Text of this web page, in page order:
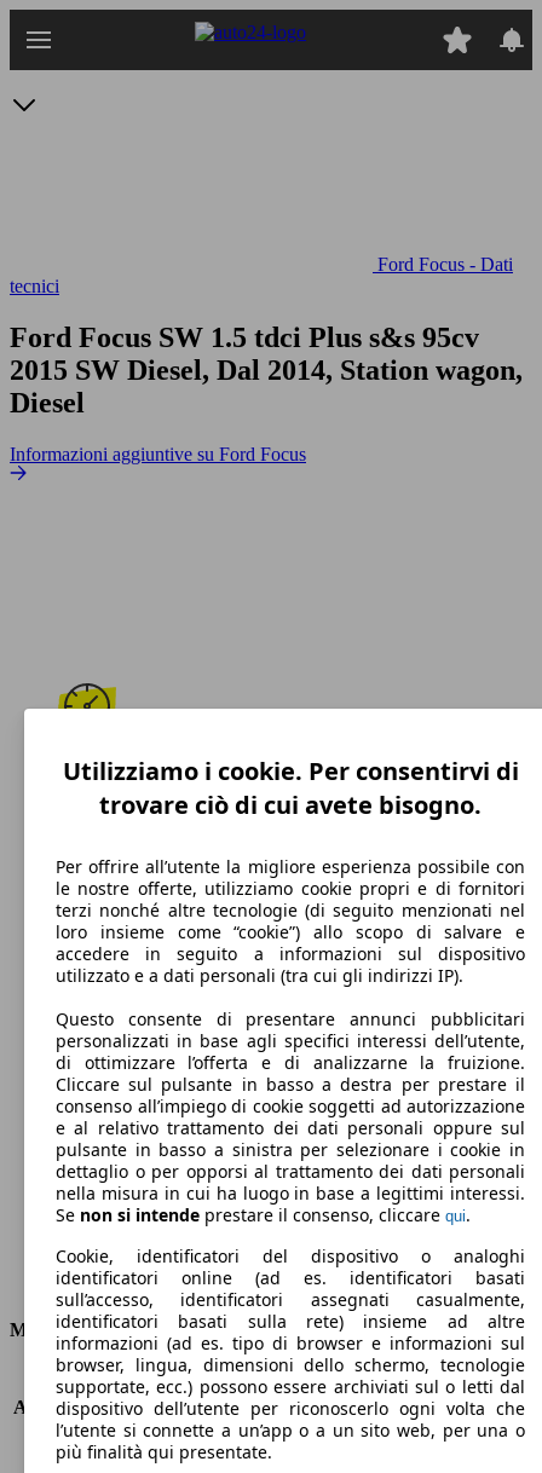
Ford Focus - Dati
tecnici
Ford Focus SW 1.5 tdci Plus s&s 95cv
2015 SW Diesel, Dal 2014, Station wagon,
Diesel
Informazioni aggiuntive su Ford Focus
180 km/h
Velocità massima
Diesel
Carburante
98 g/km
Emissioni di CO2 (combinato)*
Consumi
Motore e Prestazioni
KW (PS)
70 kW (95 PS)
Accelerazione (0-100 km/h)
12.2s
Velocità massima (km/h)
180 km/h
Numero di marce
6
Utilizziamo i cookie. Per consentirvi di
trovare ciò di cui avete bisogno.
Per offrire all’utente la migliore esperienza possibile con
le nostre offerte, utilizziamo cookie propri e di fornitori
terzi nonché altre tecnologie (di seguito menzionati nel
loro insieme come “cookie”) allo scopo di salvare e
accedere in seguito a informazioni sul dispositivo
utilizzato e a dati personali (tra cui gli indirizzi IP).
Questo consente di presentare annunci pubblicitari
personalizzati in base agli specifici interessi dell’utente,
di ottimizzare l’offerta e di analizzarne la fruizione.
Cliccare sul pulsante in basso a destra per prestare il
consenso all’impiego di cookie soggetti ad autorizzazione
e al relativo trattamento dei dati personali oppure sul
pulsante in basso a sinistra per selezionare i cookie in
dettaglio o per opporsi al trattamento dei dati personali
nella misura in cui ha luogo in base a legittimi interessi.
Se non si intende prestare il consenso, cliccare qui.
Cookie, identificatori del dispositivo o analoghi
identificatori online (ad es. identificatori basati
sull’accesso, identificatori assegnati casualmente,
identificatori basati sulla rete) insieme ad altre
informazioni (ad es. tipo di browser e informazioni sul
browser, lingua, dimensioni dello schermo, tecnologie
supportate, ecc.) possono essere archiviati sul o letti dal
dispositivo dell’utente per riconoscerlo ogni volta che
l’utente si connette a un’app o a un sito web, per una o
più finalità qui presentate.